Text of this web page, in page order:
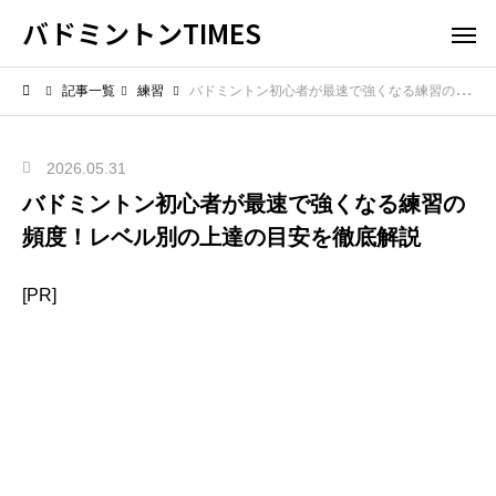
バドミントンTIMES
記事一覧 練習 バドミントン初心者が最速で強くなる練習の頻度！レベル別の上達の目安を徹底解説
2026.05.31
バドミントン初心者が最速で強くなる練習の
頻度！レベル別の上達の目安を徹底解説
[PR]